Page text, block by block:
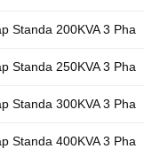
Standa 200KVA 3 Pha
Standa 250KVA 3 Pha
Standa 300KVA 3 Pha
Standa 400KVA 3 Pha